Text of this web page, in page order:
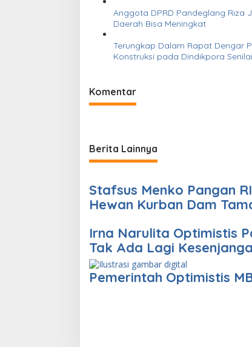
Anggota DPRD Pandeglang Riza
Daerah Bisa Meningkat
Terungkap Dalam Rapat Dengar
Komentar
Berita Lainnya
Stafsus Menko Pangan RI Irna Narulita Apresiasi Penyaluran 60
Hewan Kurban Dam
Irna Narulita Optimistis
Tak Ada Lagi
Pemerintah Optimistis